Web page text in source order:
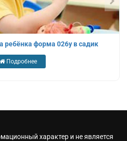
ребёнка форма 026у в садик
Подробнее
характер и не является